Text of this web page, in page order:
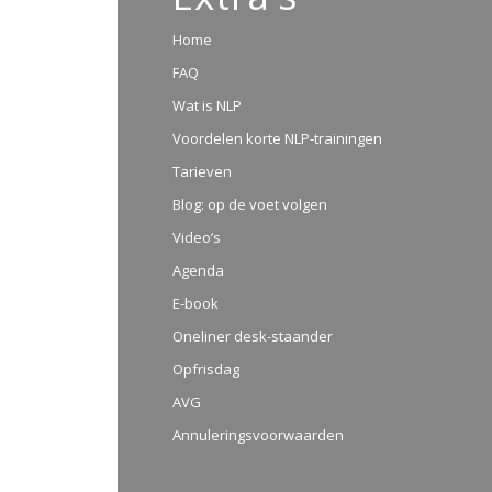
Home
FAQ
Wat is NLP
Voordelen korte NLP-trainingen
Tarieven
Blog: op de voet volgen
Video’s
Agenda
E-book
Oneliner desk-staander
Opfrisdag
AVG
Annuleringsvoorwaarden